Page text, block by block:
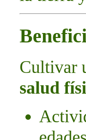
Cultivar
salud